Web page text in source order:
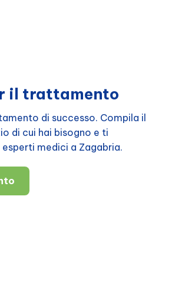
il trattamento
di successo. Compila il
di cui hai bisogno e ti
medici a Zagabria.